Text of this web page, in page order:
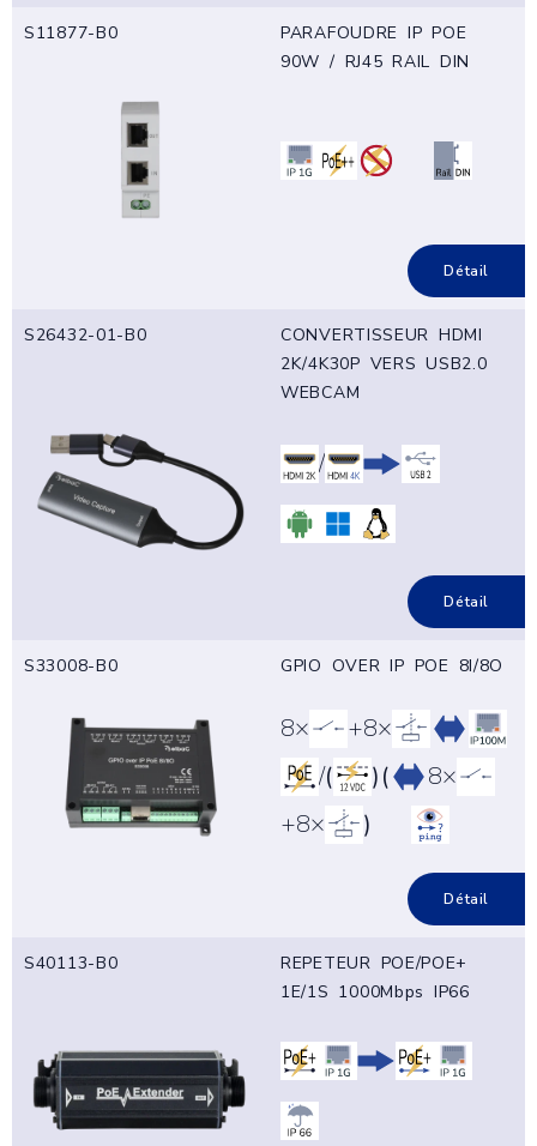
S11877-B0
PARAFOUDRE IP POE
90W / RJ45 RAIL DIN
Détail
S26432-01-B0
CONVERTISSEUR HDMI
2K/4K30P VERS USB2.0
WEBCAM
/
Détail
S33008-B0 GPIO OVER IP POE 8I/8O
8×
+8×
/( )(
8×
+8×
)
Détail
S40113-B0
REPETEUR POE/POE+
1E/1S 1000Mbps IP66